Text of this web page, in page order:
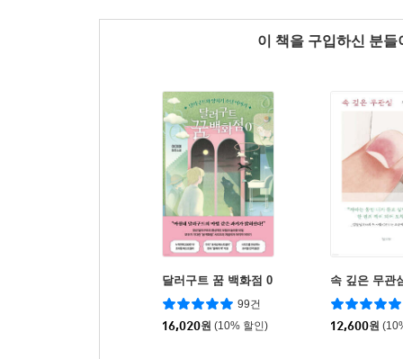
이 책을 구입하신 분
달러구트 꿈 백화점 0
99건
16,020원 (10% 할인)
속 깊은 무관
12,600원